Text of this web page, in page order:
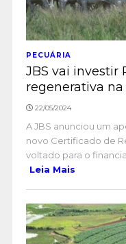
PECUÁRIA
JBS vai investir
regenerativa
22/05/2024
A JBS anunciou um
novo Certificado de
voltado para o
Leia Mais